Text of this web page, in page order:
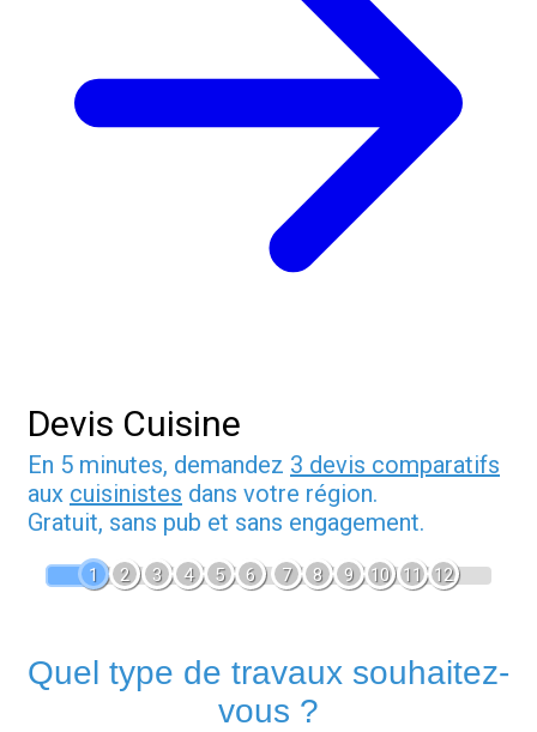
Devis Cuisine
En 5 minutes, demandez 3 devis comparatifs
aux cuisinistes dans votre région.
Gratuit, sans pub et sans engagement.
1 2 3 4 5 6 7 8 9 10 11 12
Quel type de travaux souhaitez-
vous ?